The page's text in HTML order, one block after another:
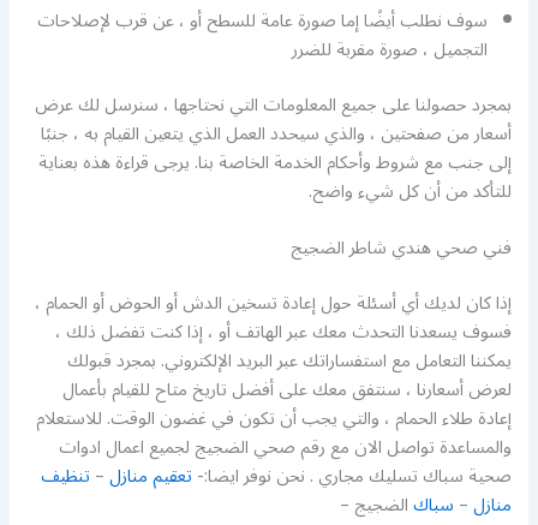
سوف نطلب أيضًا إما صورة عامة للسطح أو ، عن قرب لإصلاحات
التجميل ، صورة مقربة للضرر
بمجرد حصولنا على جميع المعلومات التي نحتاجها ، سنرسل لك عرض
أسعار من صفحتين ، والذي سيحدد العمل الذي يتعين القيام به ، جنبًا
إلى جنب مع شروط وأحكام الخدمة الخاصة بنا. يرجى قراءة هذه بعناية
للتأكد من أن كل شيء واضح.
فني صحي هندي شاطر الضجيج
إذا كان لديك أي أسئلة حول إعادة تسخين الدش أو الحوض أو الحمام ،
فسوف يسعدنا التحدث معك عبر الهاتف أو ، إذا كنت تفضل ذلك ،
يمكننا التعامل مع استفساراتك عبر البريد الإلكتروني. بمجرد قبولك
لعرض أسعارنا ، سنتفق معك على أفضل تاريخ متاح للقيام بأعمال
إعادة طلاء الحمام ، والتي يجب أن تكون في غضون الوقت. للاستعلام
والمساعدة تواصل الان مع رقم صحي الضجيج لجميع اعمال ادوات
صحية سباك تسليك مجاري . نحن نوفر ايضا:-تعقيم منازل–تنظيف
منازل–سباكالضجيج –